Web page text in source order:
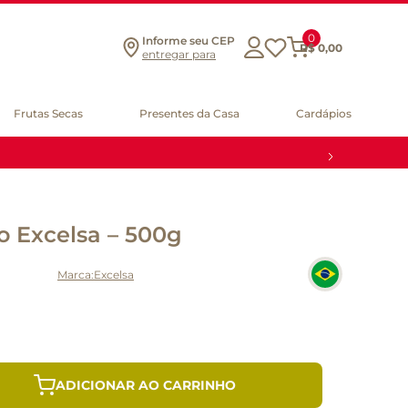
Informe seu CEP
entregar para
0
R$ 0,00
Frutas Secas Presentes da Casa Cardápios
Excelsa – 500g
Excelsa
ADICIONAR AO CARRINHO